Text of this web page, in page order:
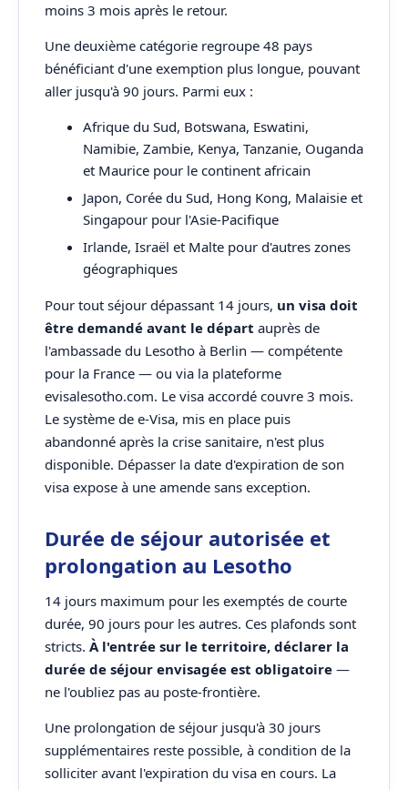
moins 3 mois après le retour.
Une deuxième catégorie regroupe 48 pays
bénéficiant d'une exemption plus longue, pouvant
aller jusqu'à 90 jours. Parmi eux :
Afrique du Sud, Botswana, Eswatini,
Namibie, Zambie, Kenya, Tanzanie, Ouganda
et Maurice pour le continent africain
Japon, Corée du Sud, Hong Kong, Malaisie et
Singapour pour l'Asie-Pacifique
Irlande, Israël et Malte pour d'autres zones
géographiques
Pour tout séjour dépassant 14 jours, un visa doit
être demandé avant le départ auprès de
l'ambassade du Lesotho à Berlin — compétente
pour la France — ou via la plateforme
evisalesotho.com. Le visa accordé couvre 3 mois.
Le système de e-Visa, mis en place puis
abandonné après la crise sanitaire, n'est plus
disponible. Dépasser la date d'expiration de son
visa expose à une amende sans exception.
Durée de séjour autorisée et
prolongation au Lesotho
14 jours maximum pour les exemptés de courte
durée, 90 jours pour les autres. Ces plafonds sont
stricts. À l'entrée sur le territoire, déclarer la
durée de séjour envisagée est obligatoire —
ne l'oubliez pas au poste-frontière.
Une prolongation de séjour jusqu'à 30 jours
supplémentaires reste possible, à condition de la
solliciter avant l'expiration du visa en cours. La